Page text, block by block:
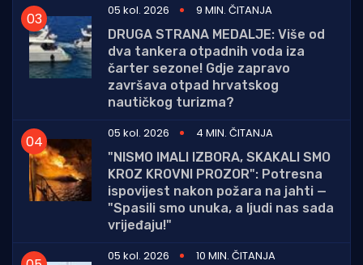
05 kol. 2026
9 MIN. ČITANJA
DRUGA STRANA MEDALJE: Više od
dva tankera otpadnih voda iza
čarter sezone! Gdje zapravo
završava otpad hrvatskog
nautičkog turizma?
05 kol. 2026
4 MIN. ČITANJA
"NISMO IMALI IZBORA, SKAKALI SMO
KROZ KROVNI PROZOR": Potresna
ispovijest nakon požara na jahti —
"Spasili smo unuka, a ljudi nas sada
vrijeđaju!"
05 kol. 2026
10 MIN. ČITANJA